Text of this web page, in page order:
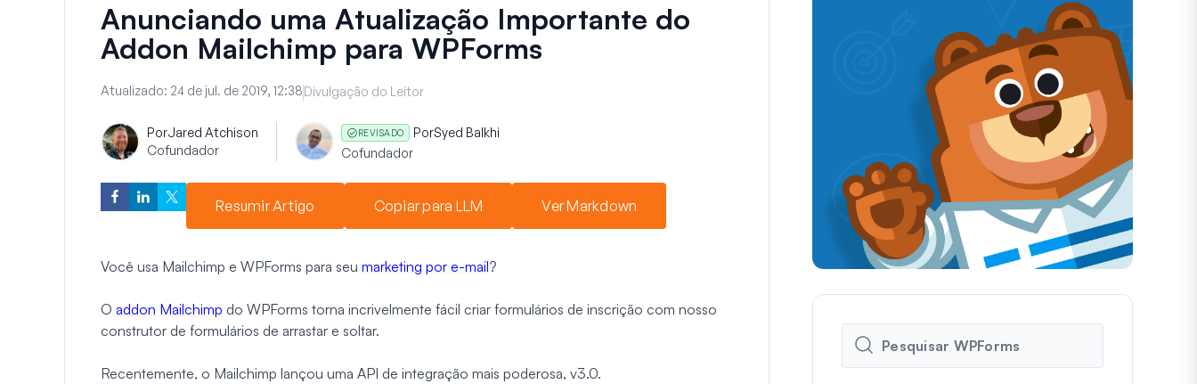
Anunciando uma Atualização Importante do
Addon Mailchimp para WPForms
Atualizado: 24 de jul. de 2019, 12:38Divulgação do Leitor
PorJared Atchison
Cofundador
REVISADO PorSyed Balkhi
Cofundador
Resumir Artigo Copiar para LLM Ver Markdown
Você usa Mailchimp e WPForms para seu marketing por e-mail?
O addon Mailchimp do WPForms torna incrivelmente fácil criar formulários de inscrição com nosso
construtor de formulários de arrastar e soltar.
Recentemente, o Mailchimp lançou uma API de integração mais poderosa, v3.0.